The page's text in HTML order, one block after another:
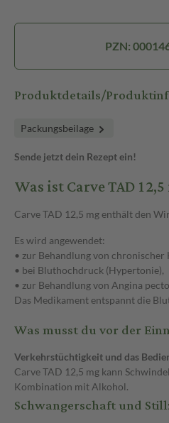
PZN:
Produktdetails/
Packungsbeilage
Sende jetzt dein Rezept ein!
Was ist Carve TAD
Carve TAD 12,5 mg enthält den
Es wird angewendet:
• zur Behandlung von chronischer
• bei Bluthochdruck (Hypertonie),
• zur Behandlung von Angina
Das Medikament entspannt die
Was musst du vor der
Verkehrstüchtigkeit und das
Carve TAD 12,5 mg kann
Kombination mit Alkohol.
Schwangerschaft und